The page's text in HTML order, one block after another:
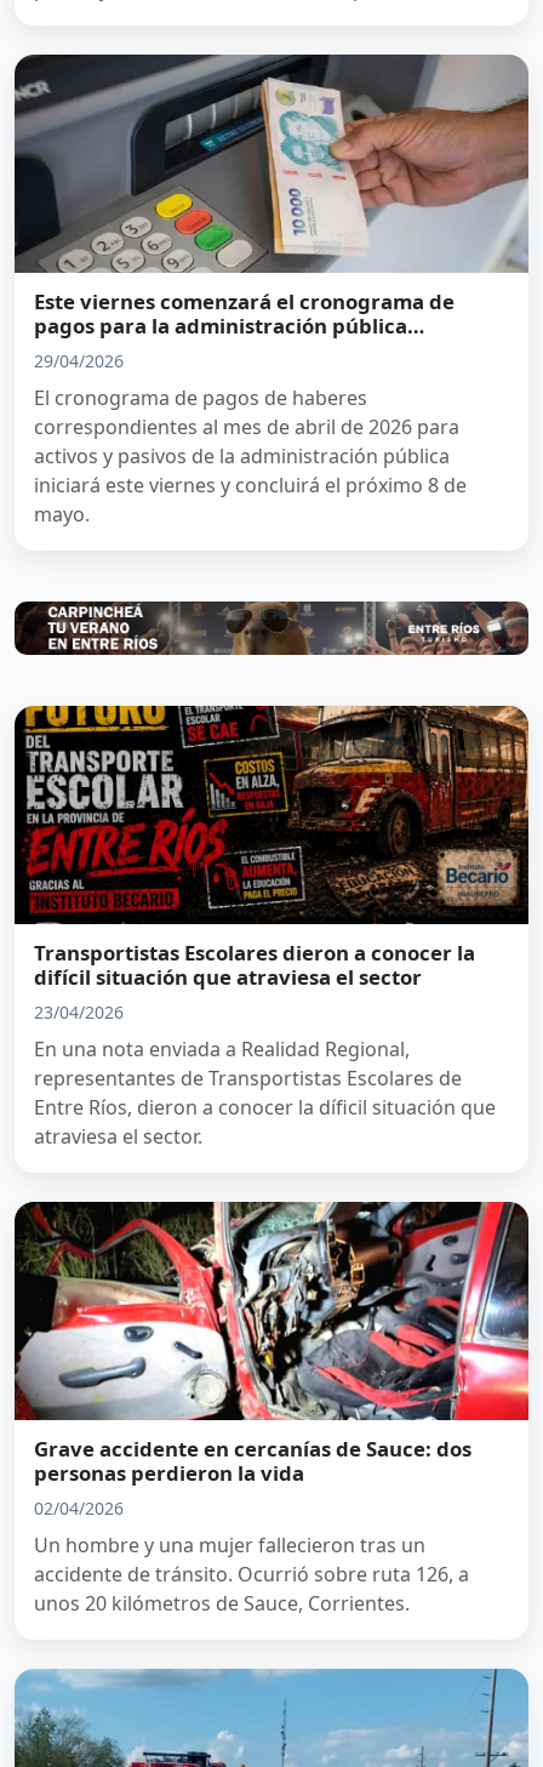
Este viernes comenzará el cronograma de
pagos para la administración pública
provincial
29/04/2026
El cronograma de pagos de haberes
correspondientes al mes de abril de 2026 para
activos y pasivos de la administración pública
iniciará este viernes y concluirá el próximo 8 de
mayo.
Transportistas Escolares dieron a conocer la
difícil situación que atraviesa el sector
23/04/2026
En una nota enviada a Realidad Regional,
representantes de Transportistas Escolares de
Entre Ríos, dieron a conocer la díficil situación que
atraviesa el sector.
Grave accidente en cercanías de Sauce: dos
personas perdieron la vida
02/04/2026
Un hombre y una mujer fallecieron tras un
accidente de tránsito. Ocurrió sobre ruta 126, a
unos 20 kilómetros de Sauce, Corrientes.